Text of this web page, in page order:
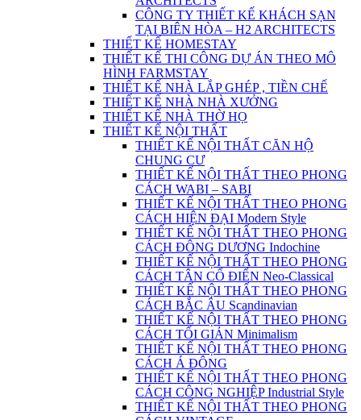
CÔNG TY THIẾT KẾ KHÁCH SẠN
TẠI BIÊN HÒA – H2 ARCHITECTS
THIẾT KẾ HOMESTAY
THIẾT KẾ THI CÔNG DỰ ÁN THEO MÔ
HÌNH FARMSTAY
THIẾT KẾ NHÀ LẮP GHÉP , TIỀN CHẾ
THIẾT KẾ NHÀ NHÀ XƯỞNG
THIẾT KẾ NHÀ THỜ HỌ
THIẾT KẾ NỘI THẤT
THIẾT KẾ NỘI THẤT CĂN HỘ
CHUNG CƯ
THIẾT KẾ NỘI THẤT THEO PHONG
CÁCH WABI – SABI
THIẾT KẾ NỘI THẤT THEO PHONG
CÁCH HIỆN ĐẠI Modern Style
THIẾT KẾ NỘI THẤT THEO PHONG
CÁCH ĐÔNG DƯƠNG Indochine
THIẾT KẾ NỘI THẤT THEO PHONG
CÁCH TÂN CỔ ĐIỂN Neo-Classical
THIẾT KẾ NỘI THẤT THEO PHONG
CÁCH BẮC ÂU Scandinavian
THIẾT KẾ NỘI THẤT THEO PHONG
CÁCH TỐI GIẢN Minimalism
THIẾT KẾ NỘI THẤT THEO PHONG
CÁCH Á ĐÔNG
THIẾT KẾ NỘI THẤT THEO PHONG
CÁCH CÔNG NGHIỆP Industrial Style
THIẾT KẾ NỘI THẤT THEO PHONG